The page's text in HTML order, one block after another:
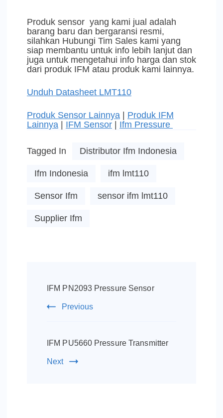
Produk sensor yang kami jual adalah
barang baru dan bergaransi resmi,
silahkan Hubungi Tim Sales kami yang
siap membantu untuk info lebih lanjut dan
juga untuk mengetahui info harga dan stok
dari produk IFM atau produk kami lainnya.
Unduh Datasheet LMT110
Produk Sensor Lainnya
Produk IFM
Lainnya
IFM Sensor Ifm Pressure
Tagged In Distributor Ifm Indonesia
Ifm Indonesia ifm lmt110
Sensor Ifm sensor ifm lmt110
Supplier Ifm
Navigation
IFM PN2093 Pressure Sensor
Previous
IFM PU5660 Pressure Transmitter
Next